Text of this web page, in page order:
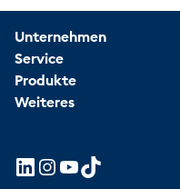
Unternehmen
Service
Produkte
Weiteres